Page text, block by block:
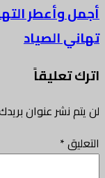
أجمل وأعطر
تهاني الصياد
اترك تعليقاً
لن يتم نشر عنوان
التعليق*